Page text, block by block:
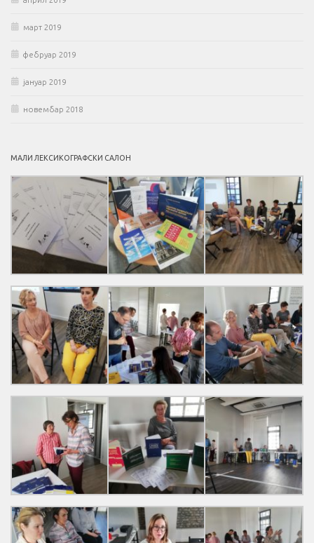
март 2019
фебруар 2019
јануар 2019
новембар 2018
МАЛИ ЛЕКСИКОГРАФСКИ САЛОН